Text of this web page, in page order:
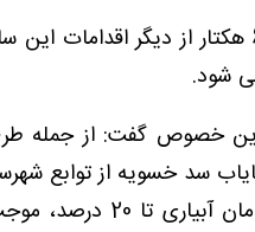
احداث شبکه‌های آبیاری و زهکشی در سطح 600
این خصوص گفت: از
66 هکتار از اراضی پایاب سد
هزار متر اجرا شد که در